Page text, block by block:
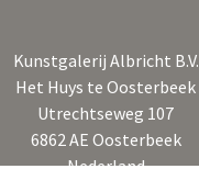
Kunstgalerij Albricht B.V.
Het Huys te Oosterbeek
Utrechtseweg 107
6862 AE Oosterbeek